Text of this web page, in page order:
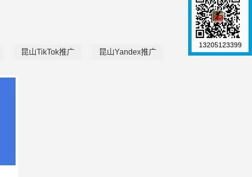
昆山TikTok推广 昆山Yandex推广
13205123399